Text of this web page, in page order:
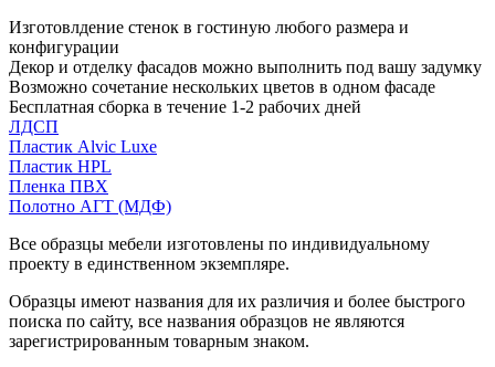
Изготовлдение стенок в гостиную любого размера и
конфигурации
Декор и отделку фасадов можно выполнить под вашу задумку
Возможно сочетание нескольких цветов в одном фасаде
Бесплатная сборка в течение 1-2 рабочих дней
ЛДСП
Пластик Alvic Luxe
Пластик HPL
Пленка ПВХ
Полотно АГТ (МДФ)
Все образцы мебели изготовлены по индивидуальному
проекту в единственном экземпляре.
Образцы имеют названия для их различия и более быстрого
поиска по сайту, все названия образцов не являются
зарегистрированным товарным знаком.